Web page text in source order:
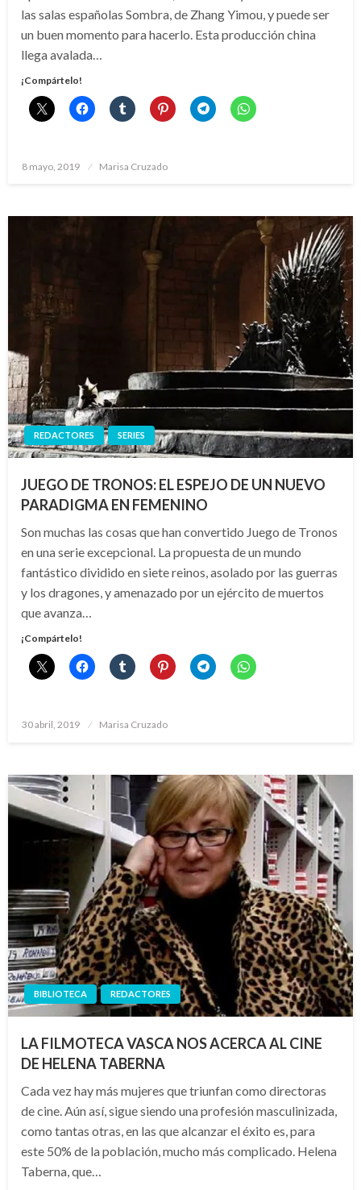
las salas españolas Sombra, de Zhang Yimou, y puede ser
un buen momento para hacerlo. Esta producción china
llega avalada…
¡Compártelo!
Publicado
8 mayo, 2019 Marisa Cruzado
REDACTORES SERIES
JUEGO DE TRONOS: EL ESPEJO DE UN NUEVO
PARADIGMA EN FEMENINO
Son muchas las cosas que han convertido Juego de Tronos
en una serie excepcional. La propuesta de un mundo
fantástico dividido en siete reinos, asolado por las guerras
y los dragones, y amenazado por un ejército de muertos
que avanza…
¡Compártelo!
Publicado
30 abril, 2019 Marisa Cruzado
BIBLIOTECA REDACTORES
LA FILMOTECA VASCA NOS ACERCA AL CINE
DE HELENA TABERNA
Cada vez hay más mujeres que triunfan como directoras
de cine. Aún así, sigue siendo una profesión masculinizada,
como tantas otras, en las que alcanzar el éxito es, para
este 50% de la población, mucho más complicado. Helena
Taberna, que…